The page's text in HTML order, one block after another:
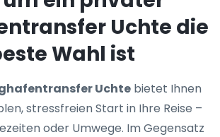
Uchte die
Wahl ist
Uchte bietet Ihnen
stressfreien Start in Ihre Reise –
oder Umwege. Im Gegensatz